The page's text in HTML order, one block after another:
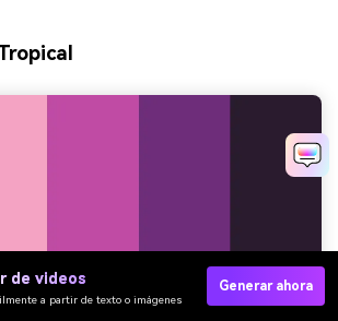
de videos
a partir de texto o imágenes
Generar ahora